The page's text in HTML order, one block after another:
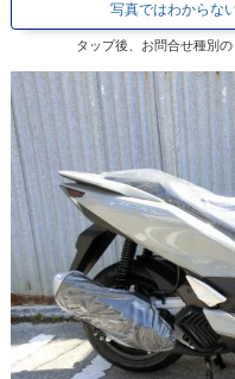
写真ではわからな
タップ後、お問合せ種別